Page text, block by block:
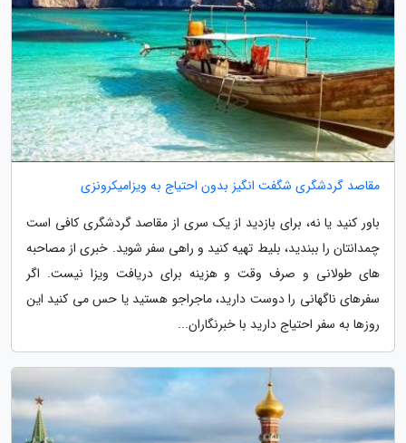
مقاصد گردشگری شگفت انگیز بدون احتیاج به ویزامیکرونزی
باور کنید یا نه، برای بازدید از یک سری از مقاصد گردشگری کافی است
چمدانتان را ببندید، بلیط تهیه کنید و راهی سفر شوید. خبری از مصاحبه
های طولانی و صرف وقت و هزینه برای دریافت ویزا نیست. اگر
سفرهای ناگهانی را دوست دارید، ماجراجو هستید یا حس می کنید این
روزها به سفر احتیاج دارید با خبرنگاران...